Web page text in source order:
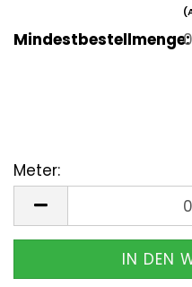
Mindestbestellmenge:
Meter: